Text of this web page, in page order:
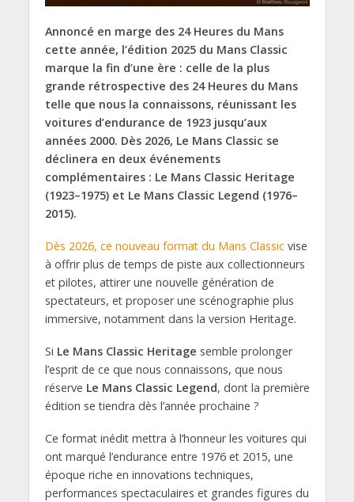
Annoncé en marge des 24 Heures du Mans
cette année, l’édition 2025 du Mans Classic
marque la fin d’une ère : celle de la plus
grande rétrospective des 24 Heures du Mans
telle que nous la connaissons, réunissant les
voitures d’endurance de 1923 jusqu’aux
années 2000. Dès 2026, Le Mans Classic se
déclinera en deux événements
complémentaires : Le Mans Classic Heritage
(1923–1975) et Le Mans Classic Legend (1976–
2015).
Dès 2026, ce nouveau format du Mans Classicvise
à offrir plus de temps de piste aux collectionneurs
et pilotes, attirer une nouvelle génération de
spectateurs, et proposer une scénographie plus
immersive, notamment dans la version Heritage.
Si Le Mans Classic Heritage semble prolonger
l’esprit de ce que nous connaissons, que nous
réserve Le Mans Classic Legend, dont la première
édition se tiendra dès l’année prochaine ?
Ce format inédit mettra à l’honneur les voitures qui
ont marqué l’endurance entre 1976 et 2015, une
époque riche en innovations techniques,
performances spectaculaires et grandes figures du